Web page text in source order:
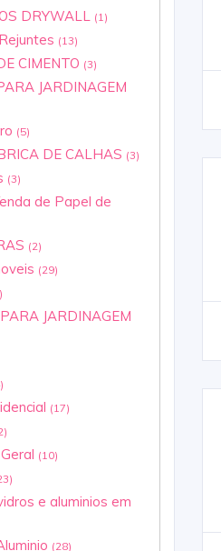
DRYWALL (1)
(13)
CIMENTO (3)
JARDINAGEM
(5)
DE CALHAS (3)
(3)
de Papel de
(2)
(29)
JARDINAGEM
(17)
(10)
e aluminios em
(28)